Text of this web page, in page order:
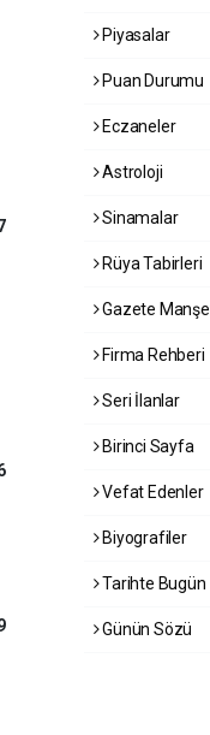
Piyasalar
Puan Durumu
Eczaneler
Astroloji
Sinamalar
Rüya Tabirleri
Gazete
Firma Rehberi
Seri İlanlar
Birinci Sayfa
Vefat Edenler
Biyografiler
Tarihte Bugün
Günün Sözü